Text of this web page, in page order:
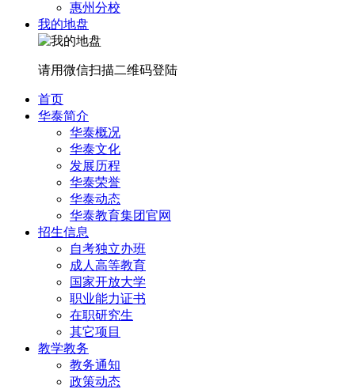
惠州分校
我的地盘
请用微信扫描二维码登陆
首页
华泰简介
华泰概况
华泰文化
发展历程
华泰荣誉
华泰动态
华泰教育集团官网
招生信息
自考独立办班
成人高等教育
国家开放大学
职业能力证书
在职研究生
其它项目
教学教务
教务通知
政策动态